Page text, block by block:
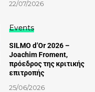
22/07/2026
Events
SILMO d’Or 2026 –
Joachim Froment,
πρόεδρος της κριτικής
επιτροπής
25/06/2026